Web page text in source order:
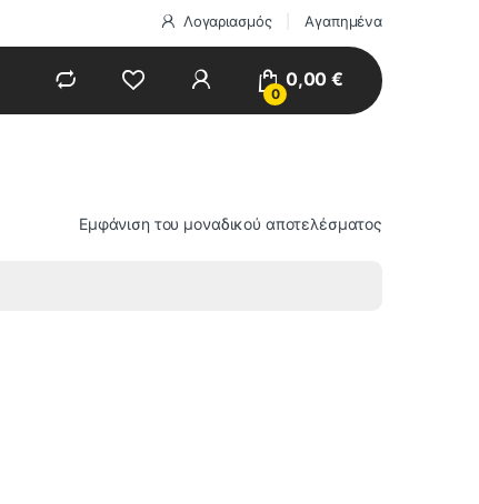
Λογαριασμός Αγαπημένα
0
0,00€
Εμφάνιση του μοναδικού αποτελέσματος